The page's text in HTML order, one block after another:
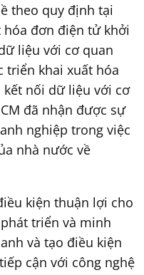
theo quy định tại
đơn điện tử khởi
liệu với cơ quan
triển khai xuất hóa
nối dữ liệu với cơ
đã nhận được sự
nghiệp trong việc
nhà nước về
kiện thuận lợi cho
triển và minh
và tạo điều kiện
cận với công nghệ